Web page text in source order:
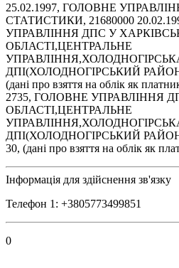
25.02.1997, ГОЛОВНЕ
СТАТИСТИКИ, 21680000
УПРАВЛІННЯ ДПС У
ОБЛАСТІ,ЦЕНТРАЛЬНЕ
ДПІ(ХОЛОДНОГІРСЬКИЙ
(дані про взяття на облік як
2735, ГОЛОВНЕ УПРАВЛІННЯ
ОБЛАСТІ,ЦЕНТРАЛЬНЕ
ДПІ(ХОЛОДНОГІРСЬКИЙ
30, (дані про взяття на облік як
Інформація для здійснення зв'язку
Телефон 1: +3805773499851
0